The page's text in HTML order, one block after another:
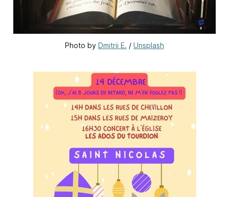
Photo by Dmitrii E. / Unsplash